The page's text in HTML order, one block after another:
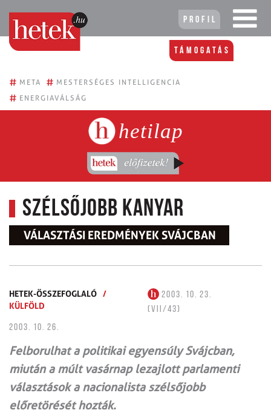
Profil
Támogatás
# META # MESTERSÉGES INTELLIGENCIA
# ENERGIAVÁLSÁG
hetilap
Szélsőjobb kanyar
VÁLASZTÁSI EREDMÉNYEK SVÁJCBAN
HETEK-ÖSSZEFOGLALÓ /
KÜLFÖLD
2003. 10. 23.
(VII/43)
2003. 10. 26.
Felborulhat a politikai egyensúly Svájcban,
miután a múlt vasárnap lezajlott parlamenti
választások a nacionalista szélsőjobb
előretörését hozták.